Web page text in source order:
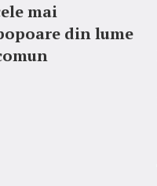
mai
din lume